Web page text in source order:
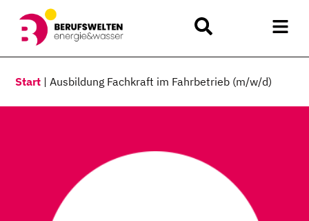
Start |Ausbildung Fachkraft im Fahrbetrieb (m/w/d)